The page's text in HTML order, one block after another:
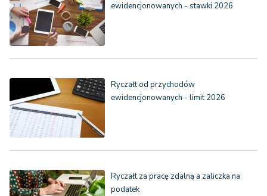
ewidencjonowanych - stawki 2026
Ryczałt od przychodów
ewidencjonowanych - limit 2026
Ryczałt za pracę zdalną a zaliczka na
podatek